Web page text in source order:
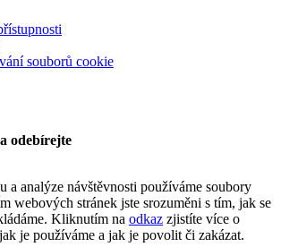
souborů cookie
odebírejte
a analýze návštěvnosti používáme soubory
webových stránek jste srozuměni s tím, jak se
Kliknutím na odkaz zjistíte více o
je používáme a jak je povolit či zakázat.